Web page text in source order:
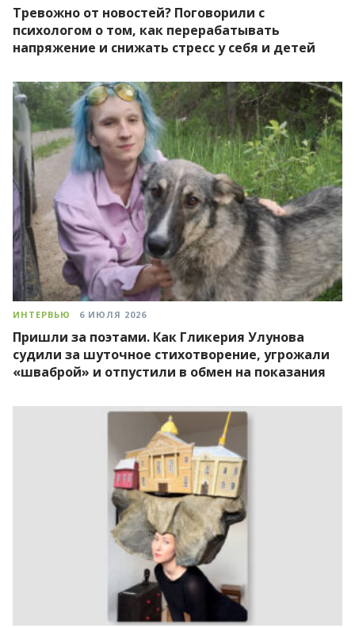
Тревожно от новостей? Поговорили с
психологом о том, как перерабатывать
напряжение и снижать стресс у себя и детей
ИНТЕРВЬЮ 6 ИЮЛЯ 2026
Пришли за поэтами. Как Гликерия Улунова
судили за шуточное стихотворение, угрожали
«шваброй» и отпустили в обмен на показания